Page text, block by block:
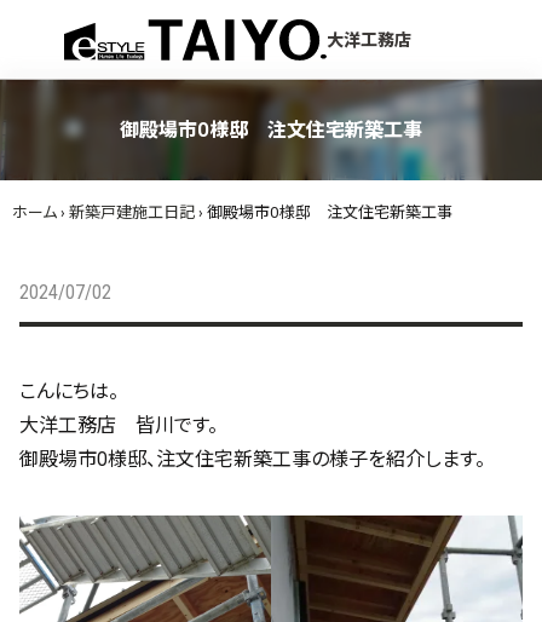
大洋工務店
御殿場市O様邸 注文住宅新築工事
ホーム › 新築戸建施工日記 › 御殿場市O様邸 注文住宅新築工事
2024/07/02
こんにちは。
大洋工務店 皆川です。
御殿場市O様邸、注文住宅新築工事の様子を紹介します。